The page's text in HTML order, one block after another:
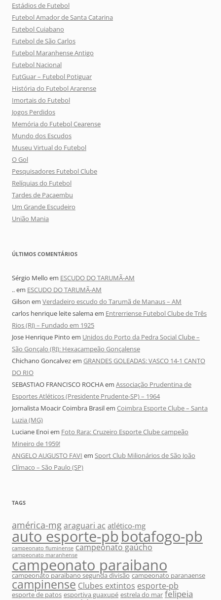
Estádios de Futebol
Futebol Amador de Santa Catarina
Futebol Cuiabano
Futebol de São Carlos
Futebol Maranhense Antigo
Futebol Nacional
FutGuar – Futebol Potiguar
História do Futebol Ararense
Imortais do Futebol
Jogos Perdidos
Memória do Futebol Cearense
Mundo dos Escudos
Museu Virtual do Futebol
O Gol
Pesquisadores Futebol Clube
Relíquias do Futebol
Tardes de Pacaembu
Um Grande Escudeiro
União Mania
ÚLTIMOS COMENTÁRIOS
Sérgio Mello em ESCUDO DO TARUMÃ-AM
..em ESCUDO DO TARUMÃ-AM
Gilson em Verdadeiro escudo do Tarumã de Manaus – AM
carlos henrique leite salemaem Entrerriense Futebol Clube de Três
Rios (RJ) – Fundado em 1925
Jose Henrique Pinto em Unidos do Porto da Pedra Social Clube –
São Gonçalo (RJ): Hexacampeão Gonçalense
Chichano Goncalvezem GRANDES GOLEADAS: VASCO 14-1 CANTO
DO RIO
SEBASTIAO FRANCISCO ROCHAem Associação Prudentina de
Esportes Atléticos (Presidente Prudente-SP) – 1964
Jornalista Moacir Coimbra Brasilem Coimbra Esporte Clube – Santa
Luzia (MG)
Luciane Enoiem Foto Rara: Cruzeiro Esporte Clube campeão
Mineiro de 1959!
ANGELO AUGUSTO FAVI em Sport Club Milionários de São João
Clímaco – São Paulo (SP)
TAGS
américa-mgaraguari ac atlético-mg
auto esporte-pbbotafogo-pb
campeonato fluminense campeonato gaúcho
campeonato maranhense
campeonato paraibano
campeonato paraibano segunda divisão campeonato paranaense
campinense Clubes extintos esporte-pb
esporte de patos esportiva guaxupé estrela do mar felipeia